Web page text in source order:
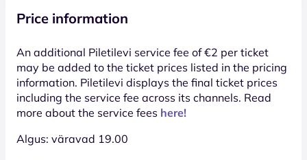
Price information
An additional Piletilevi service fee of €2 per ticket
may be added to the ticket prices listed in the pricing
information. Piletilevi displays the final ticket prices
including the service fee across its channels. Read
more about the service fees here!
Algus: väravad 19.00